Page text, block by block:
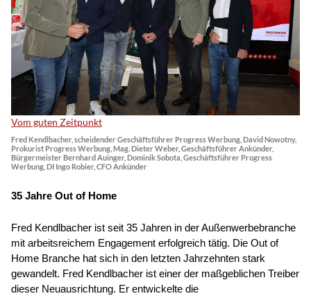
Vom guten Zeitpunkt
Fred Kendlbacher, scheidender Geschäftsführer Progress Werbung, David Nowotny,
Prokurist Progress Werbung, Mag. Dieter Weber, Geschäftsführer Ankünder,
Bürgermeister Bernhard Auinger, Dominik Sobota, Geschäftsführer Progress
Werbung, DI Ingo Robier, CFO Ankünder
35 Jahre Out of Home
Fred Kendlbacher ist seit 35 Jahren in der Außenwerbebranche
mit arbeitsreichem Engagement erfolgreich tätig. Die Out of
Home Branche hat sich in den letzten Jahrzehnten stark
gewandelt. Fred Kendlbacher ist einer der maßgeblichen Treiber
dieser Neuausrichtung. Er entwickelte die